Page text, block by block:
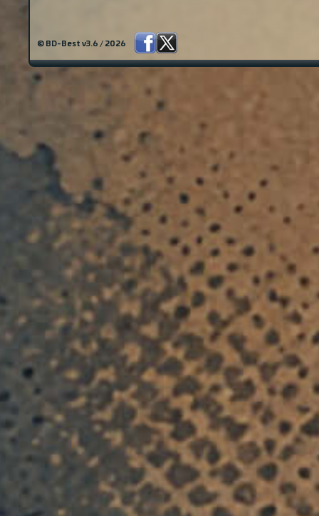
© BD-Best v3.6 / 2026